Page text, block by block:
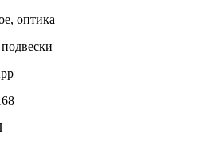
оптика